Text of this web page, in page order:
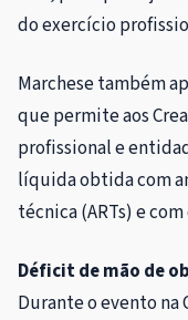
do exercício
Marchese também
que permite aos
profissional e
líquida obtida com
técnica (ARTs) e
Déficit de mão de
Durante o evento na